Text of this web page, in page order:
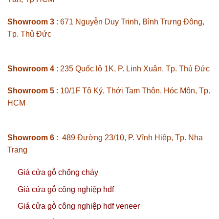
Showroom 3 : 671 Nguyễn Duy Trinh, Bình Trưng Đông,
Tp. Thủ Đức
Showroom 4 : 235 Quốc lộ 1K, P. Linh Xuân, Tp. Thủ Đức
Showroom 5 : 10/1F Tô Ký, Thới Tam Thôn, Hóc Môn, Tp.
HCM
Showroom 6 : 489 Đường 23/10, P. Vĩnh Hiệp, Tp. Nha
Trang
Giá cửa gỗ chống cháy
Giá cửa gỗ công nghiệp hdf
Giá cửa gỗ công nghiệp hdf veneer